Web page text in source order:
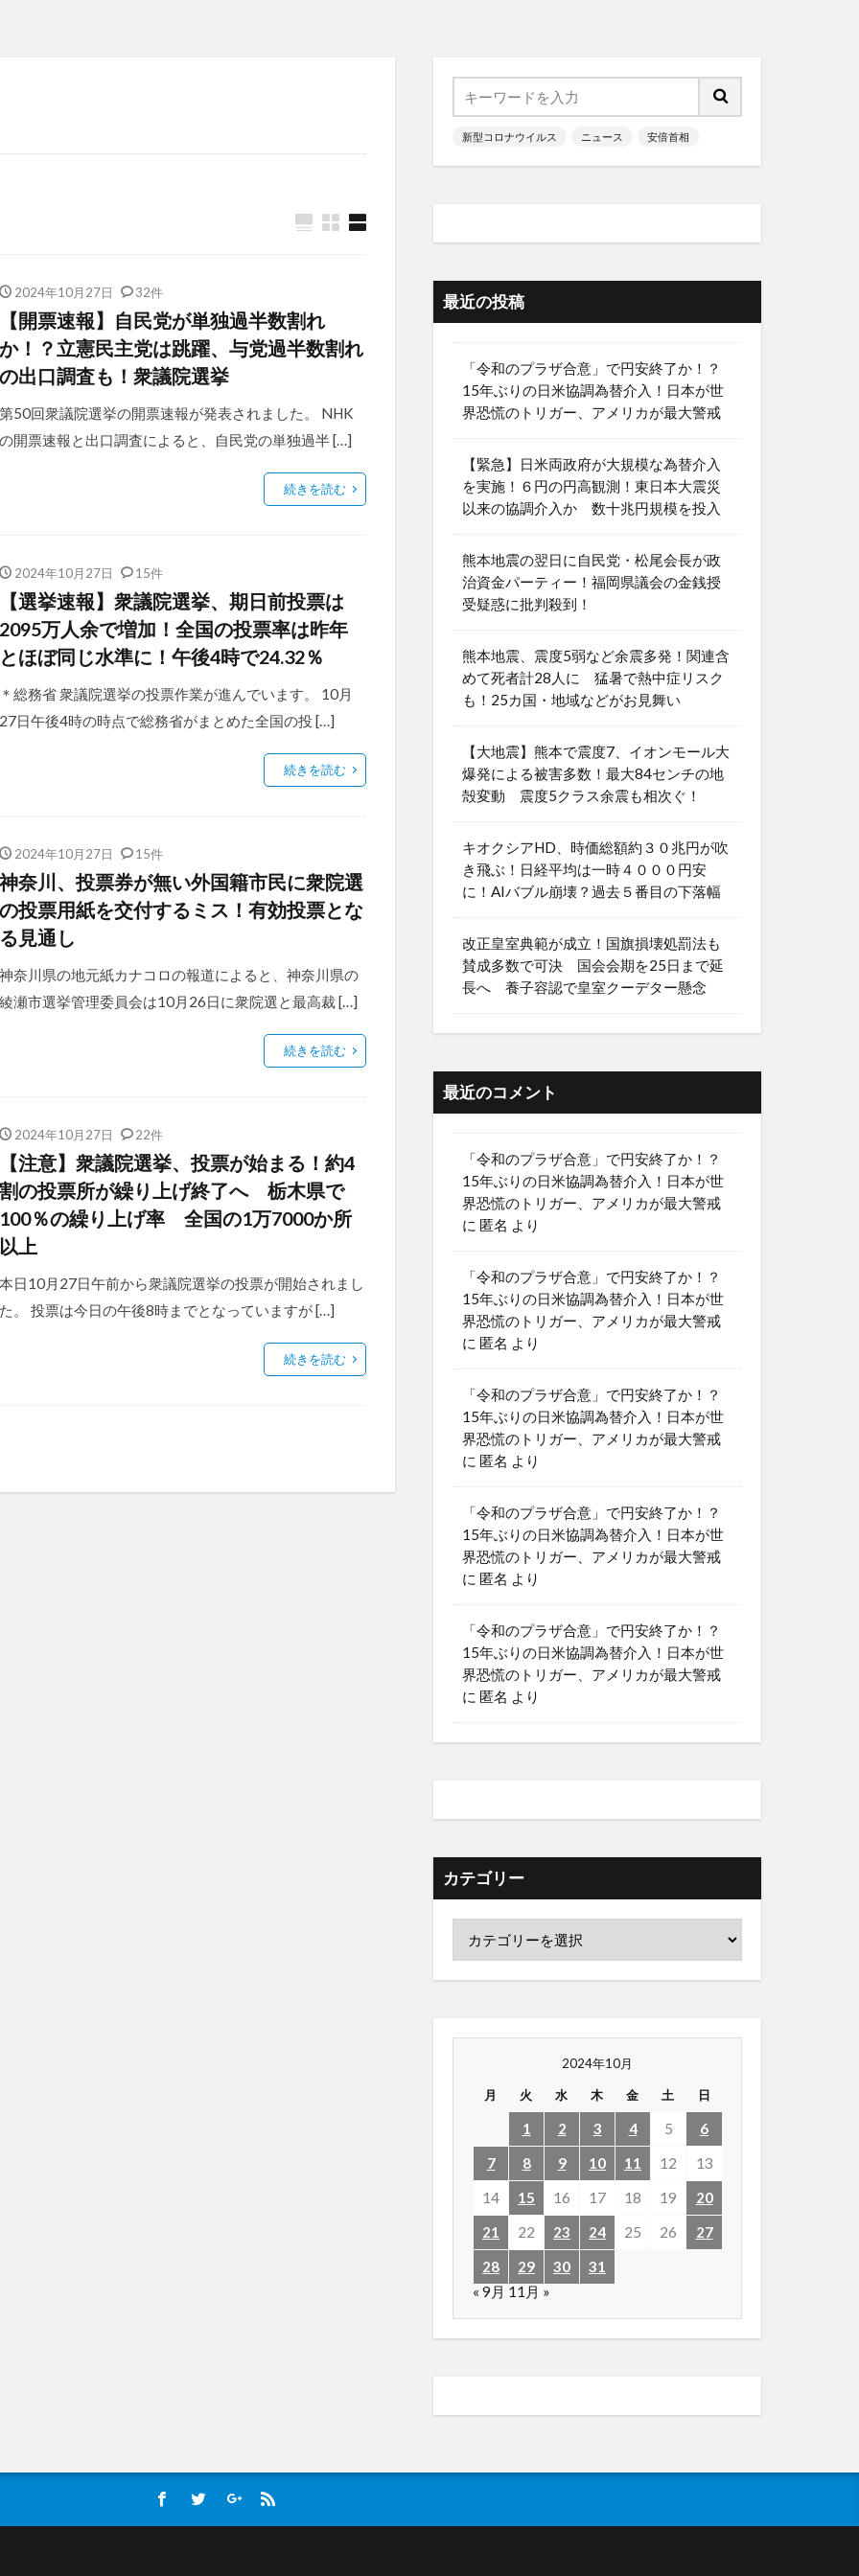
2024年10月27日 32件
【開票速報】自民党が単独過半数割れ
か！？立憲民主党は跳躍、与党過半数割れ
の出口調査も！衆議院選挙
第50回衆議院選挙の開票速報が発表されました。 NHK
の開票速報と出口調査によると、自民党の単独過半 […]
続きを読む
2024年10月27日 15件
【選挙速報】衆議院選挙、期日前投票は
2095万人余で増加！全国の投票率は昨年
とほぼ同じ水準に！午後4時で24.32％
＊総務省 衆議院選挙の投票作業が進んでいます。 10月
27日午後4時の時点で総務省がまとめた全国の投 […]
続きを読む
2024年10月27日 15件
神奈川、投票券が無い外国籍市民に衆院選
の投票用紙を交付するミス！有効投票とな
る見通し
神奈川県の地元紙カナコロの報道によると、神奈川県の
綾瀬市選挙管理委員会は10月26日に衆院選と最高裁 […]
続きを読む
2024年10月27日 22件
【注意】衆議院選挙、投票が始まる！約4
割の投票所が繰り上げ終了へ 栃木県で
100％の繰り上げ率 全国の1万7000か所
以上
本日10月27日午前から衆議院選挙の投票が開始されまし
た。 投票は今日の午後8時までとなっていますが […]
続きを読む
新型コロナウイルス ニュース 安倍首相
最近の投稿
「令和のプラザ合意」で円安終了か！？
15年ぶりの日米協調為替介入！日本が世
界恐慌のトリガー、アメリカが最大警戒
【緊急】日米両政府が大規模な為替介入
を実施！６円の円高観測！東日本大震災
以来の協調介入か 数十兆円規模を投入
熊本地震の翌日に自民党・松尾会長が政
治資金パーティー！福岡県議会の金銭授
受疑惑に批判殺到！
熊本地震、震度5弱など余震多発！関連含
めて死者計28人に 猛暑で熱中症リスク
も！25カ国・地域などがお見舞い
【大地震】熊本で震度7、イオンモール大
爆発による被害多数！最大84センチの地
殻変動 震度5クラス余震も相次ぐ！
キオクシアHD、時価総額約３０兆円が吹
き飛ぶ！日経平均は一時４０００円安
に！AIバブル崩壊？過去５番目の下落幅
改正皇室典範が成立！国旗損壊処罰法も
賛成多数で可決 国会会期を25日まで延
長へ 養子容認で皇室クーデター懸念
最近のコメント
「令和のプラザ合意」で円安終了か！？
15年ぶりの日米協調為替介入！日本が世
界恐慌のトリガー、アメリカが最大警戒
に 匿名 より
「令和のプラザ合意」で円安終了か！？
15年ぶりの日米協調為替介入！日本が世
界恐慌のトリガー、アメリカが最大警戒
に 匿名 より
「令和のプラザ合意」で円安終了か！？
15年ぶりの日米協調為替介入！日本が世
界恐慌のトリガー、アメリカが最大警戒
に 匿名 より
「令和のプラザ合意」で円安終了か！？
15年ぶりの日米協調為替介入！日本が世
界恐慌のトリガー、アメリカが最大警戒
に 匿名 より
「令和のプラザ合意」で円安終了か！？
15年ぶりの日米協調為替介入！日本が世
界恐慌のトリガー、アメリカが最大警戒
に 匿名 より
カテゴリー
2024年10月
月 火 水 木 金 土 日
1 2 3 4 5
6
7
8 9 10 11 12
13
14
15 16 17 18 19
20
21
22 23 24 25 26
27
28
29 30
31
« 9月 11月 »